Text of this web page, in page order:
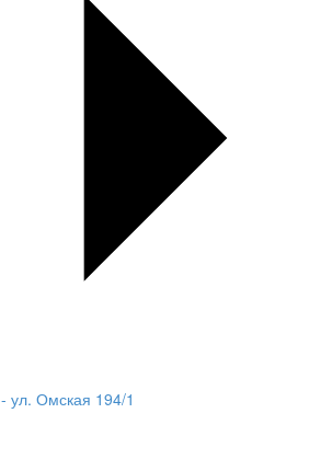
ул. Омская 194/1